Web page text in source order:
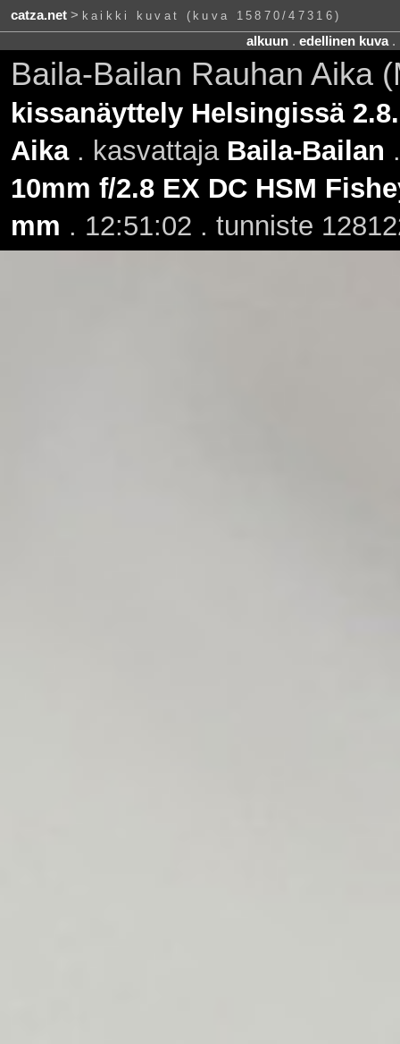
catza.net> kaikki kuvat (kuva 15870/47316)
alkuun. edellinen kuva.
Baila-Bailan Rauhan Aika
kissanäyttely Helsingissä
Aika. kasvattaja Baila-Bailan
10mm f/2.8 EX DC HSM
mm . 12:51:02 . tunniste